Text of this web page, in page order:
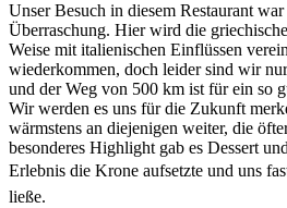
Unser Besuch in diesem Restaurant
Überraschung. Hier wird die
Weise mit italienischen Einflüssen
wiederkommen, doch leider sind wir
und der Weg von 500 km ist für ein so
Wir werden es uns für die Zukunft
wärmstens an diejenigen weiter, die
besonderes Highlight gab es Dessert
Erlebnis die Krone aufsetzte und uns
ließe.